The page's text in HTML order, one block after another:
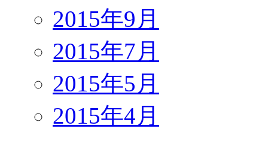
2015年9月
2015年7月
2015年5月
2015年4月